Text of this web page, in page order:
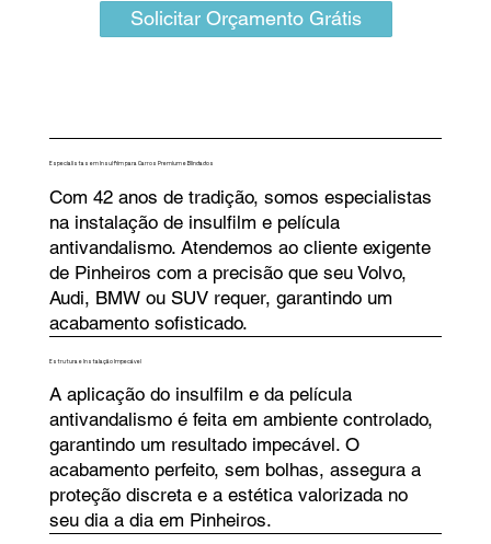
Solicitar Orçamento Grátis
Especialistas em Insulfilm para Carros Premium e Blindados
Com 42 anos de tradição, somos especialistas
na instalação de insulfilm e película
antivandalismo. Atendemos ao cliente exigente
de Pinheiros com a precisão que seu Volvo,
Audi, BMW ou SUV requer, garantindo um
acabamento sofisticado.
Estrutura e Instalação Impecável
A aplicação do insulfilm e da película
antivandalismo é feita em ambiente controlado,
garantindo um resultado impecável. O
acabamento perfeito, sem bolhas, assegura a
proteção discreta e a estética valorizada no
seu dia a dia em Pinheiros.